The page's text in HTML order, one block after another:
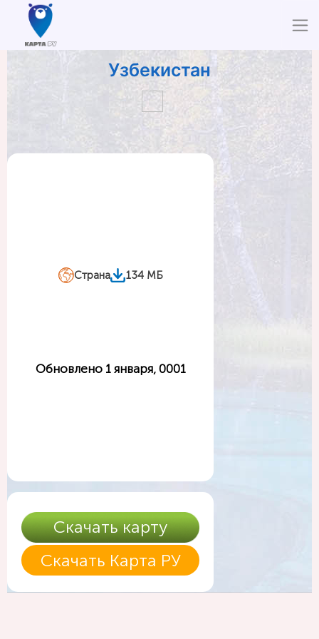
Узбекистан
Страна 134 МБ
Обновлено 1 января, 0001
Скачать карту
Скачать Карта РУ